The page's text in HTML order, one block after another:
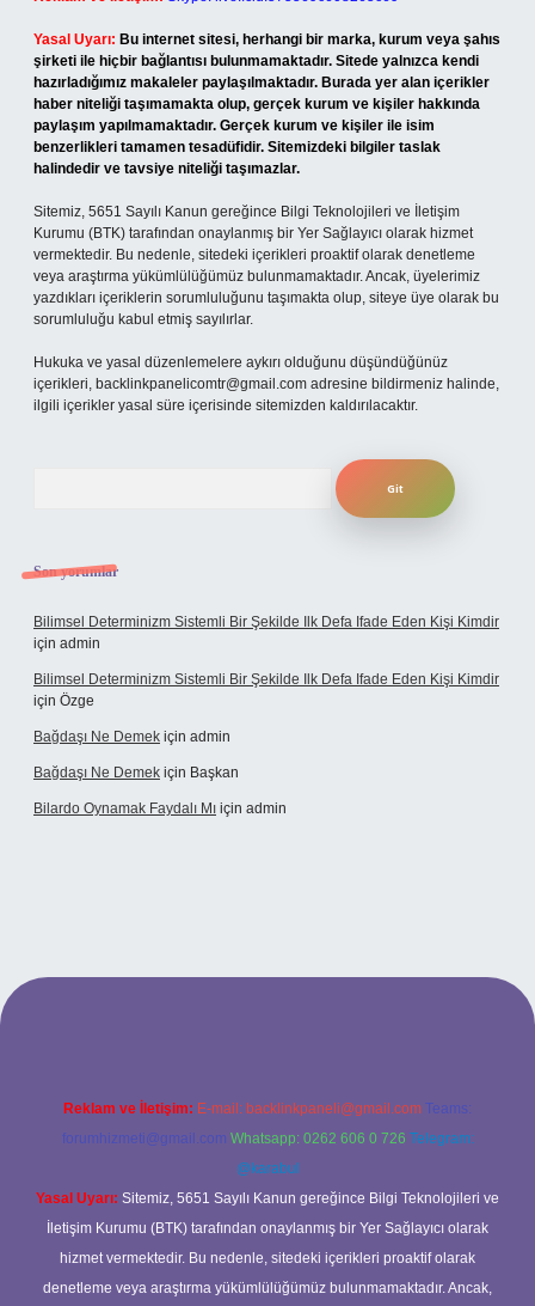
Yasal Uyarı: Bu internet sitesi, herhangi bir marka, kurum veya şahıs
şirketi ile hiçbir bağlantısı bulunmamaktadır. Sitede yalnızca kendi
hazırladığımız makaleler paylaşılmaktadır. Burada yer alan içerikler
haber niteliği taşımamakta olup, gerçek kurum ve kişiler hakkında
paylaşım yapılmamaktadır. Gerçek kurum ve kişiler ile isim
benzerlikleri tamamen tesadüfidir. Sitemizdeki bilgiler taslak
halindedir ve tavsiye niteliği taşımazlar.
Sitemiz, 5651 Sayılı Kanun gereğince Bilgi Teknolojileri ve İletişim
Kurumu (BTK) tarafından onaylanmış bir Yer Sağlayıcı olarak hizmet
vermektedir. Bu nedenle, sitedeki içerikleri proaktif olarak denetleme
veya araştırma yükümlülüğümüz bulunmamaktadır. Ancak, üyelerimiz
yazdıkları içeriklerin sorumluluğunu taşımakta olup, siteye üye olarak bu
sorumluluğu kabul etmiş sayılırlar.
Hukuka ve yasal düzenlemelere aykırı olduğunu düşündüğünüz
içerikleri, backlinkpanelicomtr@gmail.com adresine bildirmeniz halinde,
ilgili içerikler yasal süre içerisinde sitemizden kaldırılacaktır.
Son yorumlar
Bilimsel Determinizm Sistemli Bir Şekilde Ilk Defa Ifade Eden Kişi Kimdir
için admin
Bilimsel Determinizm Sistemli Bir Şekilde Ilk Defa Ifade Eden Kişi Kimdir
için Özge
Bağdaşı Ne Demek için admin
Bağdaşı Ne Demek için Başkan
Bilardo Oynamak Faydalı Mı için admin
bahis sitesi
Reklam ve İletişim: E-mail: backlinkpaneli@gmail.com Teams:
forumhizmeti@gmail.com Whatsapp: 0262 606 0 726 Telegram:
@karabul
Yasal Uyarı: Sitemiz, 5651 Sayılı Kanun gereğince Bilgi Teknolojileri ve
İletişim Kurumu (BTK) tarafından onaylanmış bir Yer Sağlayıcı olarak
hizmet vermektedir. Bu nedenle, sitedeki içerikleri proaktif olarak
denetleme veya araştırma yükümlülüğümüz bulunmamaktadır. Ancak,